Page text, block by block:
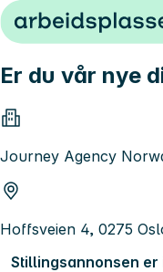
Hopp til innhold
Er du vår nye
Journey Agency
Hoffsveien 4, 0275
Stillingsannonsen er